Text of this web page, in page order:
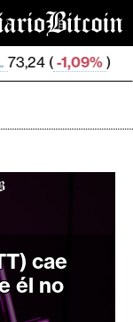
) TRX0,327
cae
él no